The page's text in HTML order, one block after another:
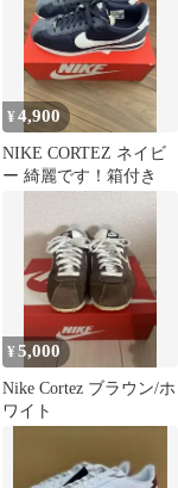
¥4,900
NIKE CORTEZ ネイビ
ー 綺麗です！箱付き
¥5,000
Nike Cortez ブラウン/ホ
ワイト